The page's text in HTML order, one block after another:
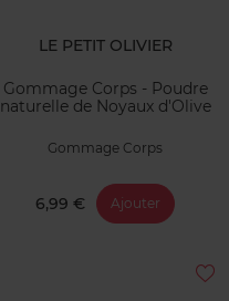
LE PETIT OLIVIER
Gommage Corps - Poudre
naturelle de Noyaux d'Olive
Gommage Corps
6,99 € Ajouter